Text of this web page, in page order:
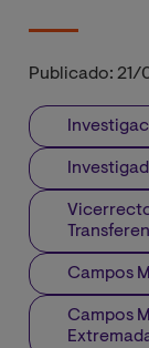
Publicado: 21/
Campos
Campos